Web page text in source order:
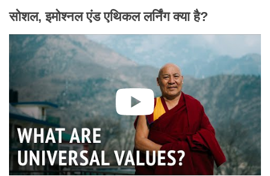
सोशल, इमोश्नल एंड एथिकल लर्निंग क्या है?